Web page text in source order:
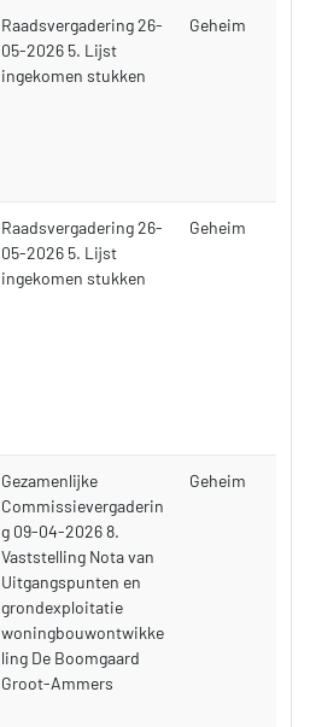
Raadsvergadering 26-
05-2026 5. Lijst
ingekomen stukken
Geheim
Raadsvergadering 26-
05-2026 5. Lijst
ingekomen stukken
Geheim
Gezamenlijke
Commissievergaderin
g 09-04-2026 8.
Vaststelling Nota van
Uitgangspunten en
grondexploitatie
woningbouwontwikke
ling De Boomgaard
Groot-Ammers
Geheim